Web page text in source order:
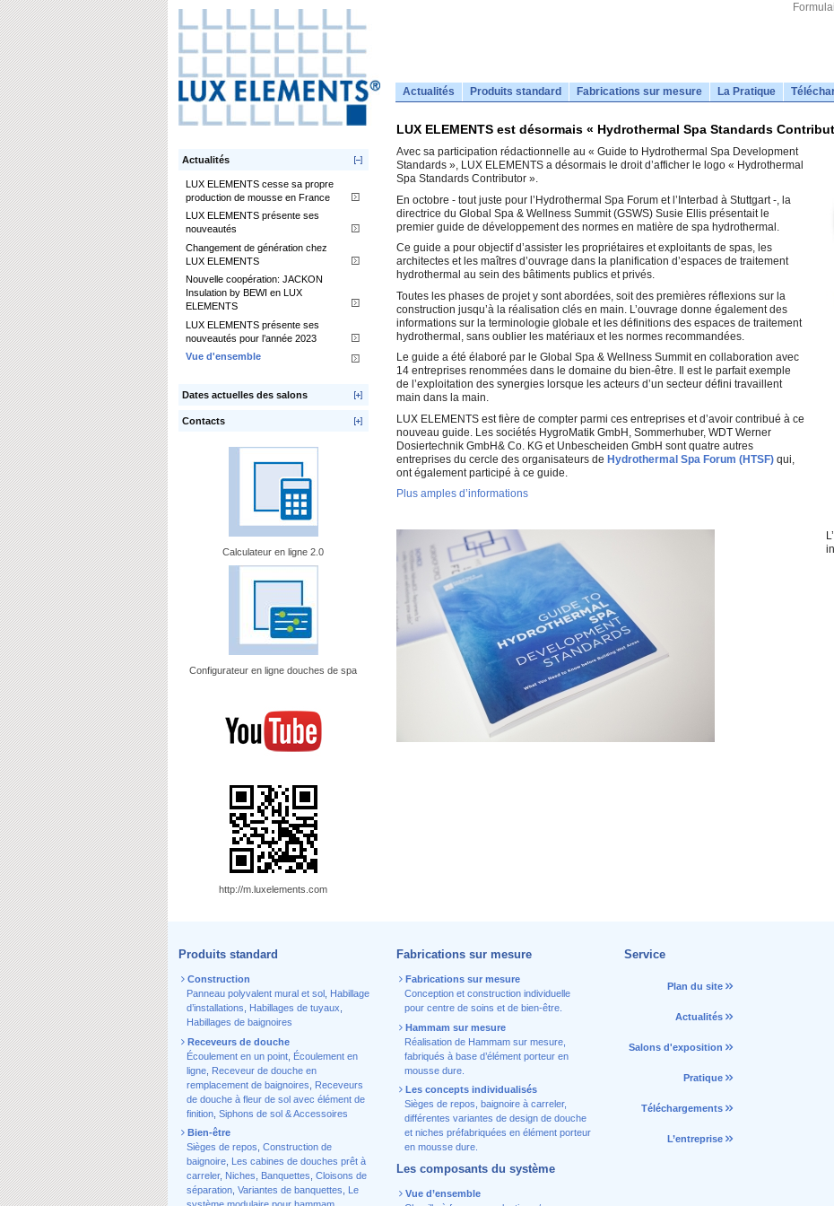
Actualités Produits standard Fabrications sur mesure La Pratique
Actualités
LUX ELEMENTS cesse sa propre
production de mousse en France
LUX ELEMENTS présente ses
nouveautés
Changement de génération chez
LUX ELEMENTS
Nouvelle coopération: JACKON
Insulation by BEWI en LUX
ELEMENTS
LUX ELEMENTS présente ses
nouveautés pour l’année 2023
Vue d'ensemble
Dates actuelles des salons
Contacts
Calculateur en ligne 2.0
Configurateur en ligne douches de spa
http://m.luxelements.com
LUX ELEMENTS est désormais « Hydrothermal Spa Standards
Avec sa participation rédactionnelle au « Guide to Hydrothermal Spa Development
Standards », LUX ELEMENTS a désormais le droit d’afficher le logo « Hydrothermal
Spa Standards Contributor ».
En octobre - tout juste pour l’Hydrothermal Spa Forum et l’Interbad à Stuttgart -, la
directrice du Global Spa & Wellness Summit (GSWS) Susie Ellis présentait le
premier guide de développement des normes en matière de spa hydrothermal.
Ce guide a pour objectif d’assister les propriétaires et exploitants de spas, les
architectes et les maîtres d’ouvrage dans la planification d’espaces de traitement
hydrothermal au sein des bâtiments publics et privés.
Toutes les phases de projet y sont abordées, soit des premières réflexions sur la
construction jusqu’à la réalisation clés en main. L’ouvrage donne également des
informations sur la terminologie globale et les définitions des espaces de traitement
hydrothermal, sans oublier les matériaux et les normes recommandées.
Le guide a été élaboré par le Global Spa & Wellness Summit en collaboration avec
14 entreprises renommées dans le domaine du bien-être. Il est le parfait exemple
de l’exploitation des synergies lorsque les acteurs d’un secteur défini travaillent
main dans la main.
LUX ELEMENTS est fière de compter parmi ces entreprises et d’avoir contribué à ce
nouveau guide. Les sociétés HygroMatik GmbH, Sommerhuber, WDT Werner
Dosiertechnik GmbH& Co. KG et Unbescheiden GmbH sont quatre autres
entreprises du cercle des organisateurs de Hydrothermal Spa Forum (HTSF)qui,
ont également participé à ce guide.
Plus amples d’informations
Produits standard
Construction
Panneau polyvalent mural et sol Habillage
d’installations
Habillages de tuyaux
Habillages de baignoires
Receveurs de douche
Écoulement en un point Écoulement en
ligne Receveur de douche en
remplacement de baignoires
Receveurs
de douche à fleur de sol avec élément de
finition Siphons de sol & Accessoires
Bien-être
Sièges de repos Construction de
baignoire
Les cabines de douches prêt à
carreler, Niches Banquettes Cloisons de
séparation Variantes de banquettes
Le
Fabrications sur mesure
Fabrications sur mesure
Conception et construction individuelle
pour centre de soins et de bien-être.
Hammam sur mesure
Réalisation de Hammam sur mesure,
fabriqués à base d’élément porteur en
mousse dure.
Les concepts individualisés
Sièges de repos, baignoire à carreler,
différentes variantes de design de douche
et niches préfabriquées en élément porteur
en mousse dure.
Les composants du système
Vue d’ensemble
Service
Plan du site
Actualités
Salons d'exposition
Pratique
Téléchargements
L’entreprise